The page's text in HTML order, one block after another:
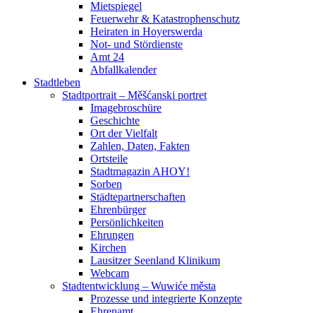
Mietspiegel
Feuerwehr & Katastrophenschutz
Heiraten in Hoyerswerda
Not- und Stördienste
Amt 24
Abfallkalender
Stadtleben
Stadtportrait – Měšćanski portret
Imagebroschüre
Geschichte
Ort der Vielfalt
Zahlen, Daten, Fakten
Ortsteile
Stadtmagazin AHOY!
Sorben
Städtepartnerschaften
Ehrenbürger
Persönlichkeiten
Ehrungen
Kirchen
Lausitzer Seenland Klinikum
Webcam
Stadtentwicklung – Wuwiće města
Prozesse und integrierte Konzepte